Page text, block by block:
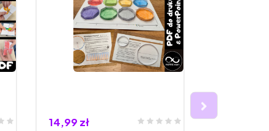
14,99 zł